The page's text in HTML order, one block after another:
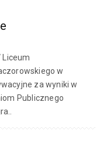
Liceum
w
za wyniki w
Publicznego